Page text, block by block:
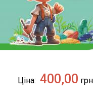
Ціна 400,00 грн